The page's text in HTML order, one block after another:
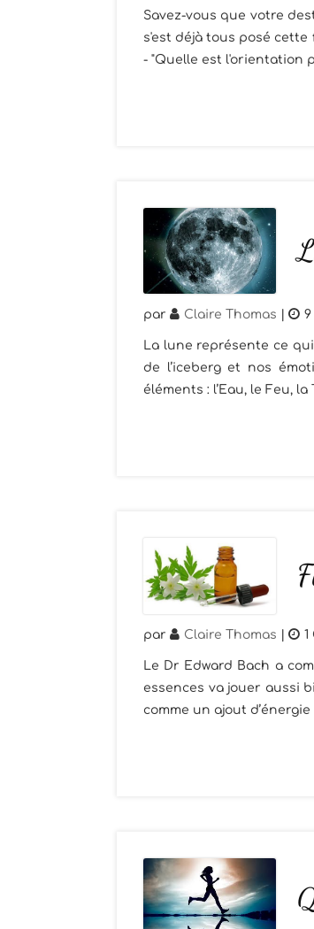
Savez-vous que votre
s'est déjà tous posé cette
- "Quelle est l'orientation
par Claire Thomas 9
La lune représente ce
de l’iceberg et nos
éléments : l’Eau, le Feu,
par Claire Thomas 1
Le Dr Edward Bach a
essences va jouer aussi
comme un ajout